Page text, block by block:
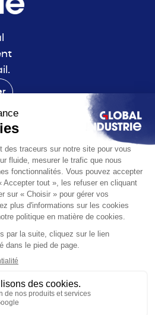
Tous droits réservés